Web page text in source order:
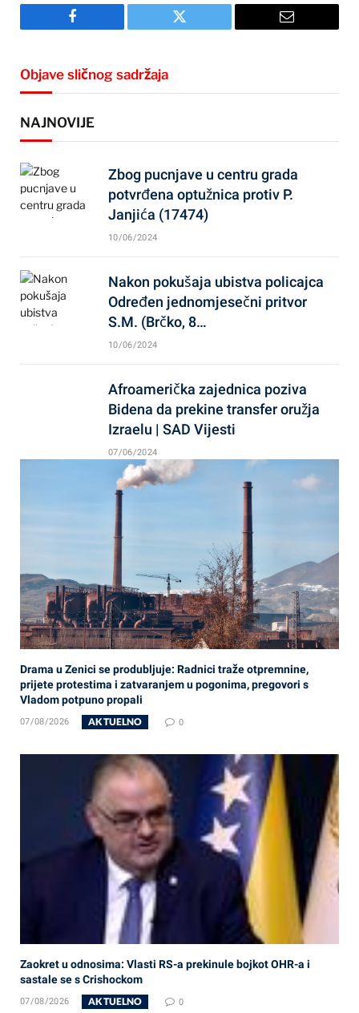
Facebook Twitter Email
Objave sličnog sadržaja
NAJNOVIJE
Zbog pucnjave u centru grada
potvrđena optužnica protiv P.
Janjića (17474)
10/06/2024
Nakon pokušaja ubistva policajca
Određen jednomjesečni pritvor
S.M. (Brčko, 8…
10/06/2024
Afroamerička zajednica poziva
Bidena da prekine transfer oružja
Izraelu | SAD Vijesti
07/06/2024
Drama u Zenici se produbljuje: Radnici traže otpremnine,
prijete protestima i zatvaranjem u pogonima, pregovori s
Vladom potpuno propali
07/08/2026 AKTUELNO 0
Zaokret u odnosima: Vlasti RS-a prekinule bojkot OHR-a i
sastale se s Crishockom
07/08/2026 AKTUELNO 0